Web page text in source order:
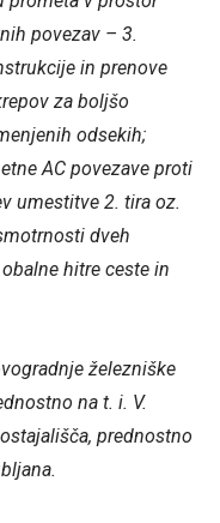
povezav – 3.
in prenove
za boljšo
odsekih;
AC povezave proti
umestitve 2. tira oz.
dveh
hitre ceste in
železniške
na t. i. V.
prednostno